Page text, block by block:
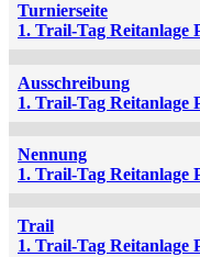
Turnierseite
1. Trail-Tag Reitanlage
Ausschreibung
1. Trail-Tag Reitanlage
Nennung
1. Trail-Tag Reitanlage
Trail
1. Trail-Tag Reitanlage